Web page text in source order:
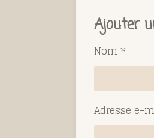
t
a
g
e
r
t
a
t
a
Ajouter
Nom *
Adresse e-